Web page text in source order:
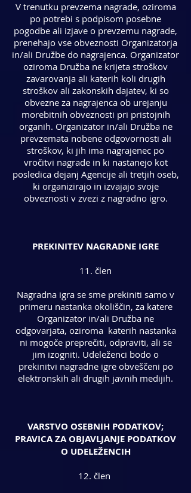
V trenutku prevzema nagrade, oziroma
po potrebi s podpisom posebne
pogodbe ali izjave o prevzemu nagrade,
prenehajo vse obveznosti Organizatorja
in/ali Družbe do nagrajenca. Organizator
oziroma Družba ne krijeta stroškov
zavarovanja ali katerih koli drugih
stroškov ali zakonskih dajatev, ki so
obvezne za nagrajenca ob urejanju
morebitnih obveznosti pri pristojnih
organih. Organizator in/ali Družba ne
prevzemata nobene odgovornosti ali
stroškov, ki jih ima nagrajenec po
vročitvi nagrade in ki nastanejo kot
posledica dejanj Agencije ali tretjih oseb,
ki organizirajo in izvajajo svoje
obveznosti v zvezi z nagradno igro.
PREKINITEV NAGRADNE IGRE
11. člen
Nagradna igra se sme prekiniti samo v
primeru nastanka okoliščin, za katere
Organizator in/ali Družba ne
odgovarjata, oziroma katerih nastanka
ni mogoče preprečiti, odpraviti, ali se
jim izogniti. Udeleženci bodo o
prekinitvi nagradne igre obveščeni po
elektronskih ali drugih javnih medijih.
VARSTVO OSEBNIH PODATKOV;
PRAVICA ZA OBJAVLJANJE PODATKOV
O UDELEŽENCIH
12. člen